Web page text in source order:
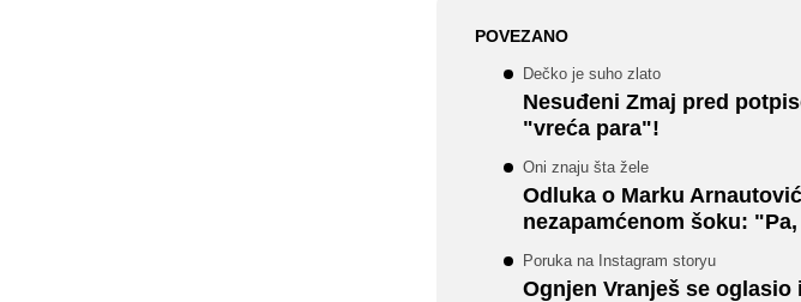
POVEZANO
Dečko je suho zlato
Nesuđeni Zmaj pred
"vreća para"!
Oni znaju šta žele
Odluka o Marku
nezapamćenom šoku:
Poruka na Instagram storyu
Ognjen Vranješ se oglasio